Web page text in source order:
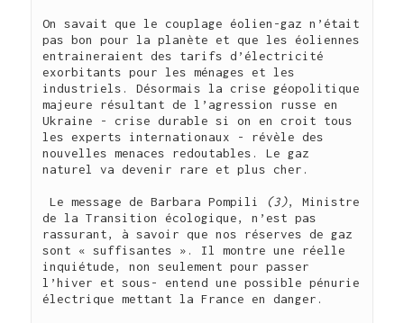
On savait que le couplage éolien-gaz n’était
pas bon pour la planète et que les éoliennes
entraineraient des tarifs d’électricité
exorbitants pour les ménages et les
industriels. Désormais la crise géopolitique
majeure résultant de l’agression russe en
Ukraine - crise durable si on en croit tous
les experts internationaux - révèle des
nouvelles menaces redoutables. Le gaz
naturel va devenir rare et plus cher.
Le message de Barbara Pompili (3), Ministre
de la Transition écologique, n’est pas
rassurant, à savoir que nos réserves de gaz
sont « suffisantes ». Il montre une réelle
inquiétude, non seulement pour passer
l’hiver et sous- entend une possible pénurie
électrique mettant la France en danger.